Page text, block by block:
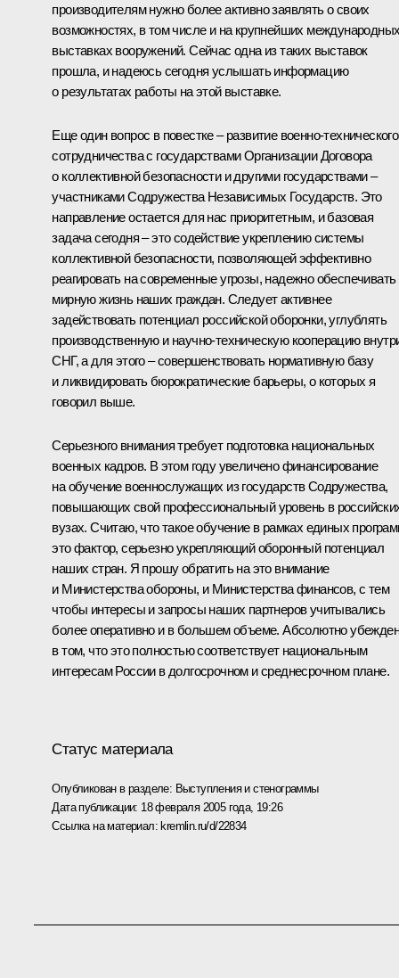
производителям нужно более активно заявлять о своих
возможностях, в том числе и на крупнейших
выставках вооружений. Сейчас одна из таких выставок
прошла, и надеюсь сегодня услышать информацию
о результатах работы на этой выставке.
Еще один вопрос в повестке – развитие военно-технического
сотрудничества с государствами Организации Договора
о коллективной безопасности и другими государствами –
участниками Содружества Независимых Государств. Это
направление остается для нас приоритетным, и базовая
задача сегодня – это содействие укреплению системы
коллективной безопасности, позволяющей эффективно
реагировать на современные угрозы, надежно обеспечивать
мирную жизнь наших граждан. Следует активнее
задействовать потенциал российской оборонки, углублять
производственную и научно-техническую кооперацию
СНГ, а для этого – совершенствовать нормативную базу
и ликвидировать бюрократические барьеры, о которых я
говорил выше.
Серьезного внимания требует подготовка национальных
военных кадров. В этом году увеличено финансирование
на обучение военнослужащих из государств Содружества,
повышающих свой профессиональный уровень в
вузах. Считаю, что такое обучение в рамках единых
это фактор, серьезно укрепляющий оборонный потенциал
наших стран. Я прошу обратить на это внимание
и Министерства обороны, и Министерства финансов, с тем
чтобы интересы и запросы наших партнеров учитывались
более оперативно и в большем объеме. Абсолютно убежден
в том, что это полностью соответствует национальным
интересам России в долгосрочном и среднесрочном плане.
Статус материала
Опубликован в разделе: Выступления и стенограммы
Дата публикации: 18 февраля 2005 года, 19:26
Ссылка на материал:kremlin.ru/d/22834